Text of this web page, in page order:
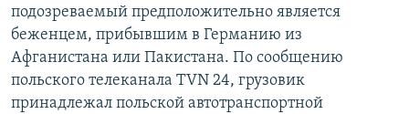
подозреваемый предположительно является
беженцем, прибывшим в Германию из
Афганистана или Пакистана. По сообщению
польского телеканала TVN 24, грузовик
принадлежал польской автотранспортной